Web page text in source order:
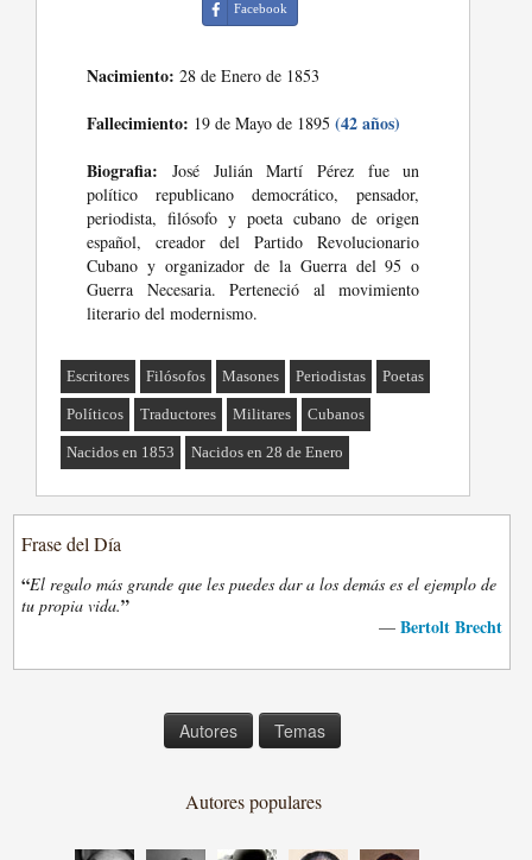
Facebook
Nacimiento: 28 de Enero de 1853
Fallecimiento: 19 de Mayo de 1895(42 años)
Biografia: José Julián Martí Pérez fue un
político republicano democrático, pensador,
periodista, filósofo y poeta cubano de origen
español, creador del Partido Revolucionario
Cubano y organizador de la Guerra del 95 o
Guerra Necesaria. Perteneció al movimiento
literario del modernismo.
Escritores Filósofos Masones Periodistas Poetas
Políticos Traductores Militares Cubanos
Nacidos en 1853 Nacidos en 28 de Enero
Frase del Día
“El regalo más grande que les puedes dar a los demás es el ejemplo de
tu propia vida.”
— Bertolt Brecht
Autores Temas
Autores populares